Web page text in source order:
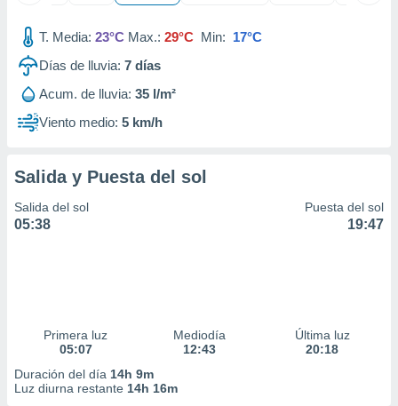
T. Media: 23°C Max.: 29°C Min: 17°C
Días de lluvia: 7 días
Acum. de lluvia: 35 l/m²
Viento medio: 5 km/h
Salida y Puesta del sol
Salida del sol
05:38
Puesta del sol
19:47
Primera luz
05:07
Mediodía
12:43
Última luz
20:18
Duración del día 14h 9m
Luz diurna restante 14h 16m